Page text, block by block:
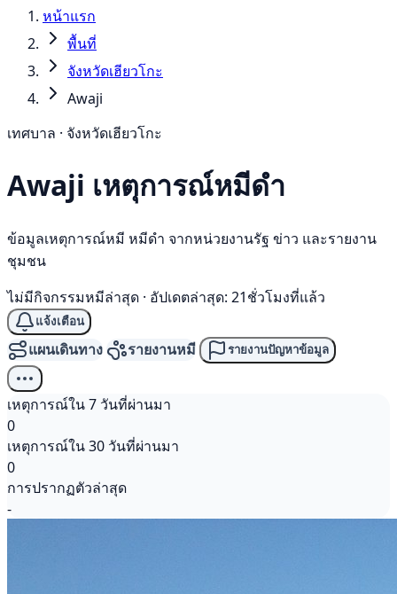
หน้าแรก
พื้นที่
จังหวัดเฮียวโกะ
Awaji
เทศบาล · จังหวัดเฮียวโกะ
Awaji เหตุการณ์หมีดำ
ข้อมูลเหตุการณ์หมี หมีดำ จากหน่วยงานรัฐ ข่าว และรายงาน
ชุมชน
ไม่มีกิจกรรมหมีล่าสุด · อัปเดตล่าสุด: 21ชั่วโมงที่แล้ว
แจ้งเตือน
แผนเดินทาง รายงานหมี รายงานปัญหาข้อมูล
เหตุการณ์ใน 7 วันที่ผ่านมา
0
เหตุการณ์ใน 30 วันที่ผ่านมา
0
การปรากฏตัวล่าสุด
-